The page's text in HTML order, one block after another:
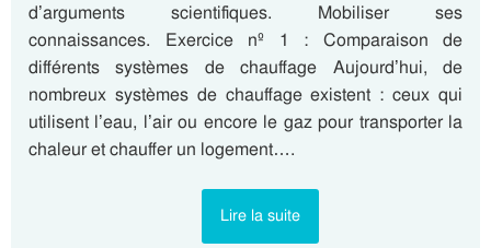
d’arguments scientifiques. Mobiliser ses
connaissances. Exercice nº 1 : Comparaison de
différents systèmes de chauffage Aujourd’hui, de
nombreux systèmes de chauffage existent : ceux qui
utilisent l’eau, l’air ou encore le gaz pour transporter la
chaleur et chauffer un logement….
Lire la suite